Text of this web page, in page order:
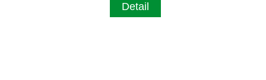
Detail